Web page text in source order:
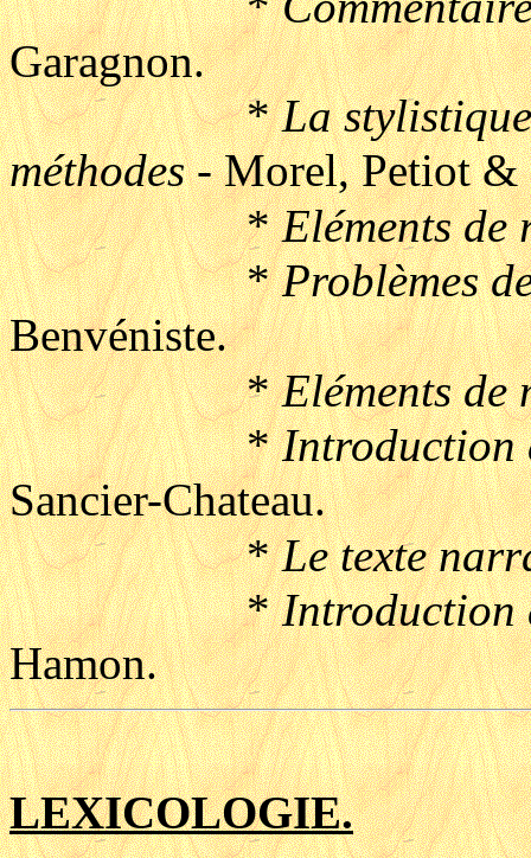
Garagnon.
*La
méthodes- Morel, Petiot &
*Eléments de
*Problèmes
Benvéniste.
*Eléments de
*Introduction
Sancier-Chateau.
*Le texte
*Introduction
Hamon.
LEXICOLOGIE.